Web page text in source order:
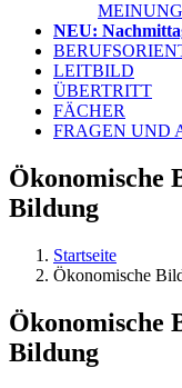
NEU:
LEITBILD
ÜBERTRITT
FÄCHER
FRAGEN UND
Ökonomische
Bildung
Startseite
Ökonomische
Ökonomische
Bildung